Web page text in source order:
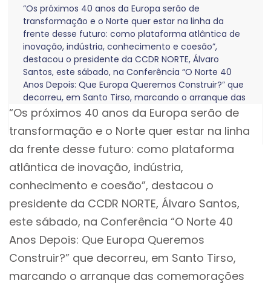
“Os próximos 40 anos da Europa serão de
transformação e o Norte quer estar na linha da
frente desse futuro: como plataforma atlântica de
inovação, indústria, conhecimento e coesão”,
destacou o presidente da CCDR NORTE, Álvaro
Santos, este sábado, na Conferência “O Norte 40
Anos Depois: Que Europa Queremos Construir?” que
decorreu, em Santo Tirso, marcando o arranque das
comemorações dos 40 anos da adesão de Portugal
à União Europeia.
“Os próximos 40 anos da Europa serão de
transformação e o Norte quer estar na linha
da frente desse futuro: como plataforma
atlântica de inovação, indústria,
conhecimento e coesão”, destacou o
presidente da CCDR NORTE, Álvaro Santos,
este sábado, na Conferência “O Norte 40
Anos Depois: Que Europa Queremos
Construir?” que decorreu, em Santo Tirso,
marcando o arranque das comemorações